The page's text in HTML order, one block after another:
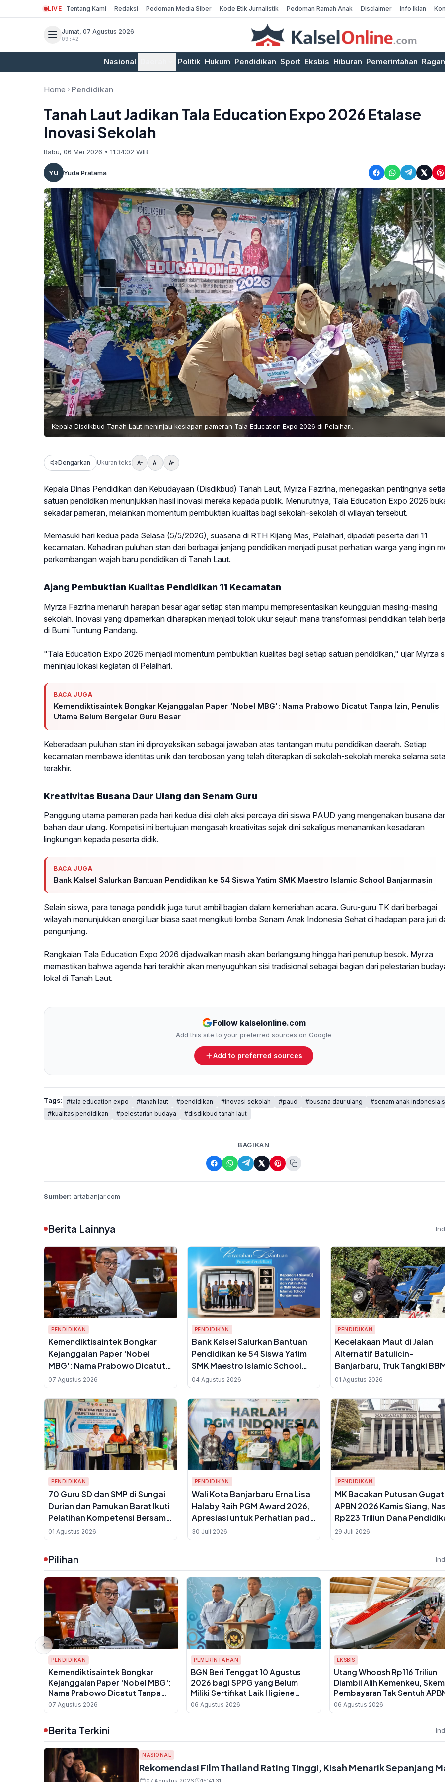
LIVE Tentang Kami Redaksi Pedoman Media Siber Kode Etik Jurnalistik Pedoman Ramah Anak Disclaimer Info Iklan
Jumat, 07 Agustus 2026
09:42
Nasional Politik Hukum Pendidikan Sport Eksbis Hiburan Pemerintahan
Home Pendidikan
Tanah Laut Jadikan Tala Education Expo 2026 Etalase
Inovasi Sekolah
Rabu, 06 Mei 2026 • 11:34:02 WIB
YU Yuda Pratama
Kepala Disdikbud Tanah Laut meninjau kesiapan pameran Tala Education Expo 2026 di Pelaihari.
Dengarkan Ukuran teks
Kepala Dinas Pendidikan dan Kebudayaan (Disdikbud) Tanah Laut, Myrza Fazrina, menegaskan pentingnya
satuan pendidikan menunjukkan hasil inovasi mereka kepada publik. Menurutnya, Tala Education Expo 2026
sekadar pameran, melainkan momentum pembuktian kualitas bagi sekolah-sekolah di wilayah tersebut.
Memasuki hari kedua pada Selasa (5/5/2026), suasana di RTH Kijang Mas, Pelaihari, dipadati peserta dari 11
kecamatan. Kehadiran puluhan stan dari berbagai jenjang pendidikan menjadi pusat perhatian warga yang ingin
perkembangan wajah baru pendidikan di Tanah Laut.
Ajang Pembuktian Kualitas Pendidikan 11 Kecamatan
Myrza Fazrina menaruh harapan besar agar setiap stan mampu mempresentasikan keunggulan masing-masing
sekolah. Inovasi yang dipamerkan diharapkan menjadi tolok ukur sejauh mana transformasi pendidikan telah
di Bumi Tuntung Pandang.
"Tala Education Expo 2026 menjadi momentum pembuktian kualitas bagi setiap satuan pendidikan," ujar Myrza
meninjau lokasi kegiatan di Pelaihari.
BACA JUGA
Kemendiktisaintek Bongkar Kejanggalan Paper 'Nobel MBG': Nama Prabowo Dicatut Tanpa Izin, Penulis
Utama Belum Bergelar Guru Besar
Keberadaan puluhan stan ini diproyeksikan sebagai jawaban atas tantangan mutu pendidikan daerah. Setiap
kecamatan membawa identitas unik dan terobosan yang telah diterapkan di sekolah-sekolah mereka selama
terakhir.
Kreativitas Busana Daur Ulang dan Senam Guru
Panggung utama pameran pada hari kedua diisi oleh aksi percaya diri siswa PAUD yang mengenakan busana
bahan daur ulang. Kompetisi ini bertujuan mengasah kreativitas sejak dini sekaligus menanamkan kesadaran
lingkungan kepada peserta didik.
BACA JUGA
Bank Kalsel Salurkan Bantuan Pendidikan ke 54 Siswa Yatim SMK Maestro Islamic School Banjarmasin
Selain siswa, para tenaga pendidik juga turut ambil bagian dalam kemeriahan acara. Guru-guru TK dari berbagai
wilayah menunjukkan energi luar biasa saat mengikuti lomba Senam Anak Indonesia Sehat di hadapan para juri
pengunjung.
Rangkaian Tala Education Expo 2026 dijadwalkan masih akan berlangsung hingga hari penutup besok. Myrza
memastikan bahwa agenda hari terakhir akan menyuguhkan sisi tradisional sebagai bagian dari pelestarian
lokal di Tanah Laut.
Follow kalselonline.com
Add this site to your preferred sources on Google
Add to preferred sources
Tags: #tala education expo #tanah laut #pendidikan #inovasi sekolah #paud #busana daur ulang
#senam anak indonesia
#kualitas pendidikan
#pelestarian budaya #disdikbud tanah laut
BAGIKAN
Sumber: artabanjar.com
Berita Lainnya
PENDIDIKAN
Kemendiktisaintek Bongkar
Kejanggalan Paper 'Nobel
MBG': Nama Prabowo Dicatut
Tanpa Izin, Penulis Utama
Belum Bergelar Guru Besar
07 Agustus 2026
PENDIDIKAN
Bank Kalsel Salurkan Bantuan
Pendidikan ke 54 Siswa Yatim
SMK Maestro Islamic School
Banjarmasin
04 Agustus 2026
PENDIDIKAN
Kecelakaan Maut di Jalan
Alternatif Batulicin–
Banjarbaru, Truk Tangki
Tabrak Rombongan
KKN, 7 Orang Tewas
01 Agustus 2026
PENDIDIKAN
70 Guru SD dan SMP di Sungai
Durian dan Pamukan Barat Ikuti
Pelatihan Kompetensi Bersama
PT Pelsart Tambang Kencana
01 Agustus 2026
PENDIDIKAN
Wali Kota Banjarbaru Erna Lisa
Halaby Raih PGM Award 2026,
Apresiasi untuk Perhatian pada
Guru Madrasah dan Pendidikan
Keagamaan
30 Juli 2026
PENDIDIKAN
MK Bacakan Putusan
APBN 2026 Kamis Siang,
Rp223 Triliun Dana
untuk MBG Ditentukan
29 Juli 2026
Pilihan
PENDIDIKAN
Kemendiktisaintek Bongkar
Kejanggalan Paper 'Nobel MBG':
Nama Prabowo Dicatut Tanpa
Izin, Penulis Utama Belum
Bergelar Guru Besar
07 Agustus 2026
PEMERINTAHAN
BGN Beri Tenggat 10 Agustus
2026 bagi SPPG yang Belum
Miliki Sertifikat Laik Higiene
Sanitasi
06 Agustus 2026
EKSBIS
Utang Whoosh Rp116 Triliun
Diambil Alih Kemenkeu,
Pembayaran Tak Sentuh
06 Agustus 2026
Berita Terkini
NASIONAL
Rekomendasi Film Thailand Rating Tinggi, Kisah Menarik Sepanjang